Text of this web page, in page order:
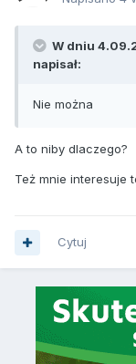
W dniu
napisał:
Nie można
A to niby dlaczego?
Też mnie interesuje
Cytuj